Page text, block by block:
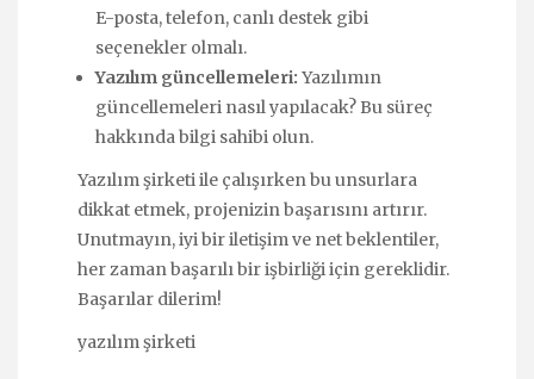
E-posta, telefon, canlı destek gibi
seçenekler olmalı.
Yazılım güncellemeleri: Yazılımın
güncellemeleri nasıl yapılacak? Bu süreç
hakkında bilgi sahibi olun.
Yazılım şirketi ile çalışırken bu unsurlara
dikkat etmek, projenizin başarısını artırır.
Unutmayın, iyi bir iletişim ve net beklentiler,
her zaman başarılı bir işbirliği için gereklidir.
Başarılar dilerim!
yazılım şirketi